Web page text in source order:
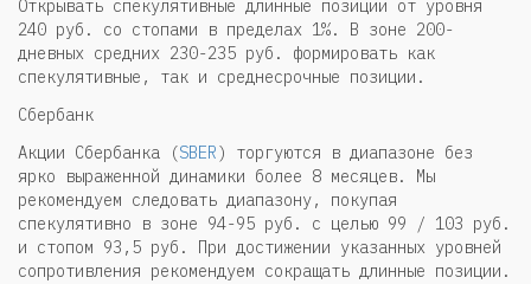
Открывать спекулятивные длинные позиции от уровня
240 руб. со стопами в пределах 1%. В зоне 200-
дневных средних 230-235 руб. формировать как
спекулятивные, так и среднесрочные позиции.
Сбербанк
Акции Сбербанка (SBER) торгуются в диапазоне без
ярко выраженной динамики более 8 месяцев. Мы
рекомендуем следовать диапазону, покупая
спекулятивно в зоне 94-95 руб. с целью 99 / 103 руб.
и стопом 93,5 руб. При достижении указанных уровней
сопротивления рекомендуем сокращать длинные позиции.